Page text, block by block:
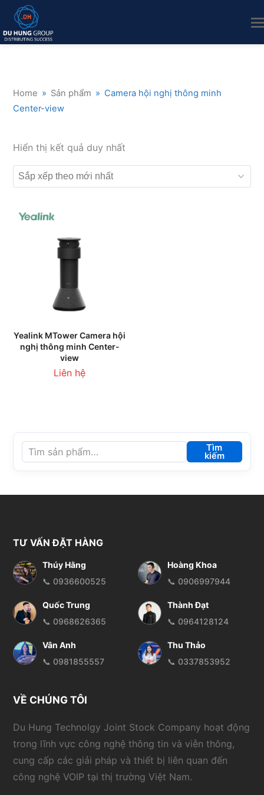
Home » Sản phẩm » Camera hội nghị thông minh
Center-view
Hiển thị kết quả duy nhất
Yealink MTower Camera hội
nghị thông minh Center-
view
Liên hệ
Tìm
kiếm
TƯ VẤN ĐẶT HÀNG
Thúy Hằng
📞 0936600525
Hoàng Khoa
📞 0906997944
Quốc Trung
📞 0968626365
Thành Đạt
📞 0964128124
Vân Anh
📞 0981855557
Thu Thảo
📞 0337853952
VỀ CHÚNG TÔI
Du Hung Technolgy Joint Stock Company hoạt động
trong lĩnh vực công nghệ thông tin và viễn thông,
cung cấp các giải pháp và thiết bị liên quan đến
công nghệ VOIP tại thị trường Việt Nam.